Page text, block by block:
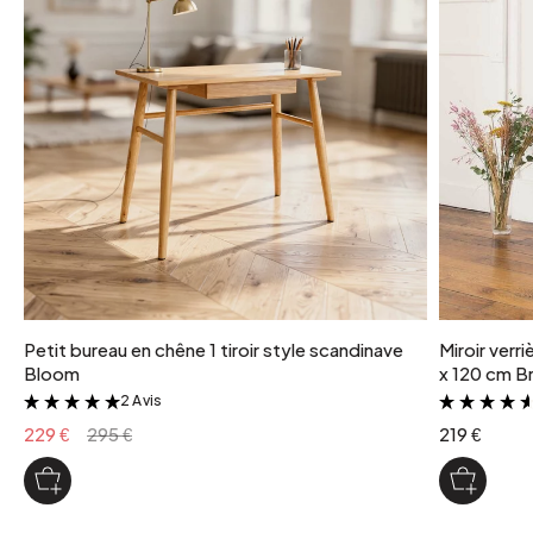
Petit bureau en chêne 1 tiroir style scandinave
Bloom
&
2 Avis
229 € 295 €
Miroir
x 120 cm
219 €